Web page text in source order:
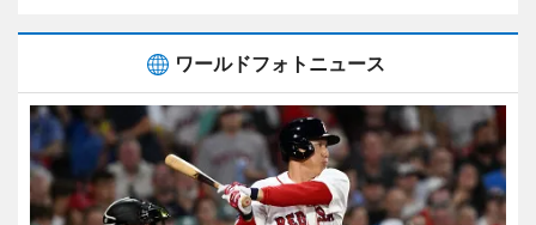
ワールドフォトニュース